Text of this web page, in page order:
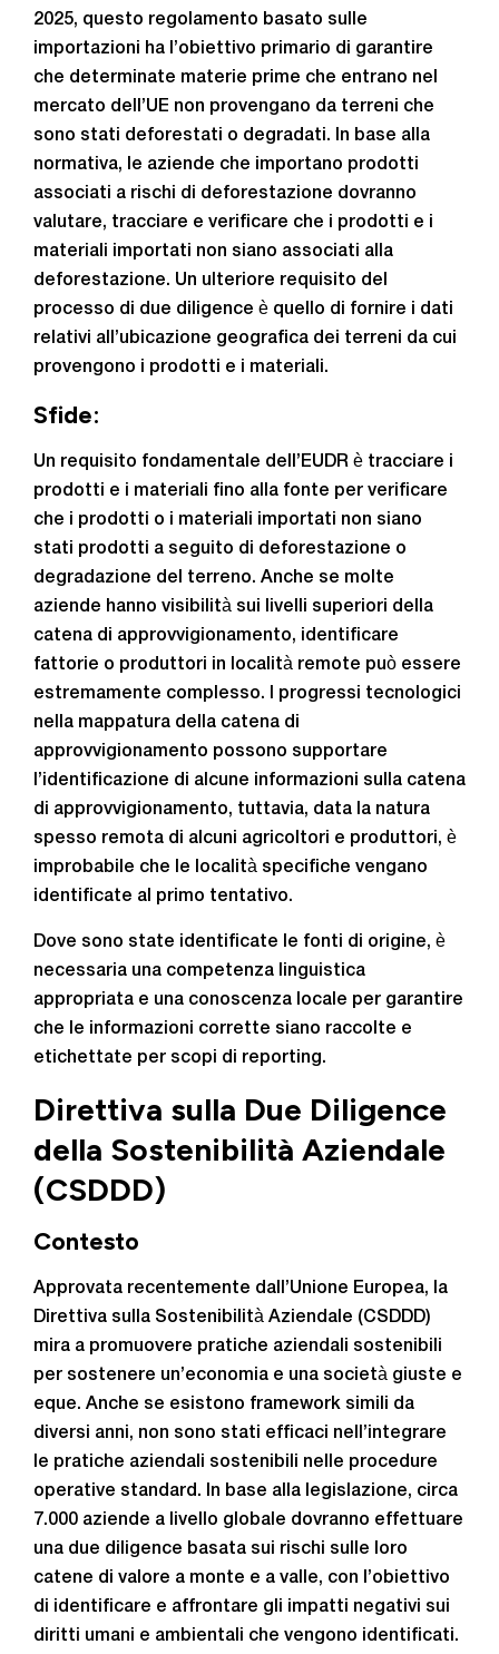
2025, questo regolamento basato sulle
importazioni ha l’obiettivo primario di garantire
che determinate materie prime che entrano nel
mercato dell’UE non provengano da terreni che
sono stati deforestati o degradati. In base alla
normativa, le aziende che importano prodotti
associati a rischi di deforestazione dovranno
valutare, tracciare e verificare che i prodotti e i
materiali importati non siano associati alla
deforestazione. Un ulteriore requisito del
processo di due diligence è quello di fornire i dati
relativi all’ubicazione geografica dei terreni da cui
provengono i prodotti e i materiali.
Sfide:
Un requisito fondamentale dell’EUDR è tracciare i
prodotti e i materiali fino alla fonte per verificare
che i prodotti o i materiali importati non siano
stati prodotti a seguito di deforestazione o
degradazione del terreno. Anche se molte
aziende hanno visibilità sui livelli superiori della
catena di approvvigionamento, identificare
fattorie o produttori in località remote può essere
estremamente complesso. I progressi tecnologici
nella mappatura della catena di
approvvigionamento possono supportare
l’identificazione di alcune informazioni sulla catena
di approvvigionamento, tuttavia, data la natura
spesso remota di alcuni agricoltori e produttori, è
improbabile che le località specifiche vengano
identificate al primo tentativo.
Dove sono state identificate le fonti di origine, è
necessaria una competenza linguistica
appropriata e una conoscenza locale per garantire
che le informazioni corrette siano raccolte e
etichettate per scopi di reporting.
Direttiva sulla Due Diligence
della Sostenibilità Aziendale
(CSDDD)
Contesto
Approvata recentemente dall’Unione Europea, la
Direttiva sulla Sostenibilità Aziendale (CSDDD)
mira a promuovere pratiche aziendali sostenibili
per sostenere un’economia e una società giuste e
eque. Anche se esistono framework simili da
diversi anni, non sono stati efficaci nell’integrare
le pratiche aziendali sostenibili nelle procedure
operative standard. In base alla legislazione, circa
7.000 aziende a livello globale dovranno effettuare
una due diligence basata sui rischi sulle loro
catene di valore a monte e a valle, con l’obiettivo
di identificare e affrontare gli impatti negativi sui
diritti umani e ambientali che vengono identificati.